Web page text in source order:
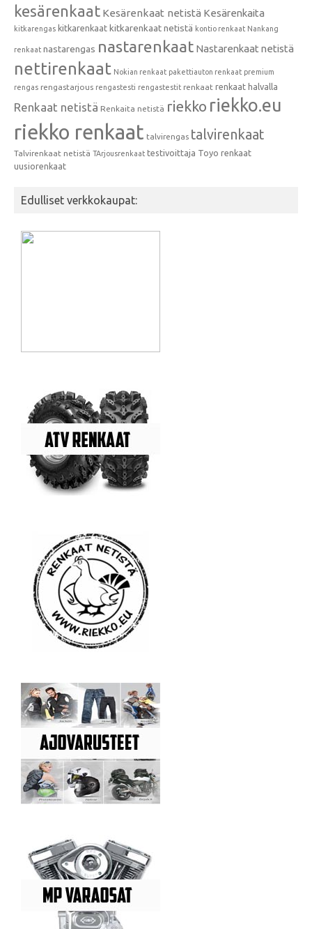
kesärenkaat Kesärenkaat netistä Kesärenkaita
kitkarengas kitkarenkaat kitkarenkaat netistä kontio renkaat Nankang
renkaat nastarengas nastarenkaat Nastarenkaat netistä
nettirenkaat Nokian renkaat pakettiauton renkaat premium
rengas rengastarjous rengastesti rengastestit renkaat renkaat halvalla
Renkaat netistä Renkaita netistä riekko riekko.eu
riekko renkaat talvirengas talvirenkaat
Talvirenkaat netistä TArjousrenkaat testivoittaja Toyo renkaat
uusiorenkaat
Edulliset verkkokaupat: